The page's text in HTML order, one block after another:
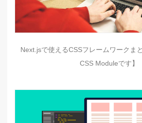
Next.jsで使えるCSSフレームワークま
CSS Moduleです】